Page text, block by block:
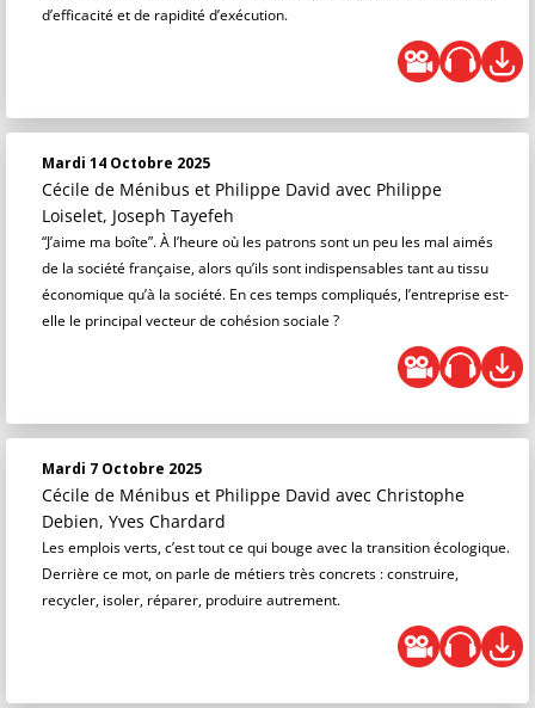
d’efficacité et de rapidité d’exécution.
Mardi 14 Octobre 2025
Cécile de Ménibus et Philippe David avec Philippe
Loiselet, Joseph Tayefeh
“J’aime ma boîte”. À l’heure où les patrons sont un peu les mal aimés
de la société française, alors qu’ils sont indispensables tant au tissu
économique qu’à la société. En ces temps compliqués, l’entreprise est-
elle le principal vecteur de cohésion sociale ?
Mardi 7 Octobre 2025
Cécile de Ménibus et Philippe David avec Christophe
Debien, Yves Chardard
Les emplois verts, c’est tout ce qui bouge avec la transition écologique.
Derrière ce mot, on parle de métiers très concrets : construire,
recycler, isoler, réparer, produire autrement.